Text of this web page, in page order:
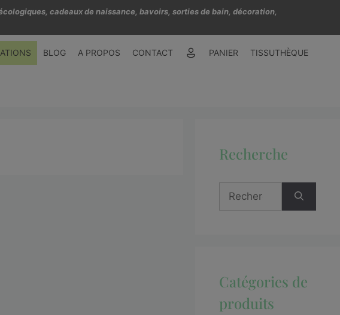
cadeaux de naissance, bavoirs, sorties de bain, décoration,
BLOG A PROPOS CONTACT PANIER TISSUTHÈQUE
Recherche
Catégories de
produits